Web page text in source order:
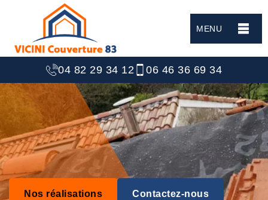
MENU
04 82 29 34 12 06 46 36 69 34
Nos réalisations Contactez-nous